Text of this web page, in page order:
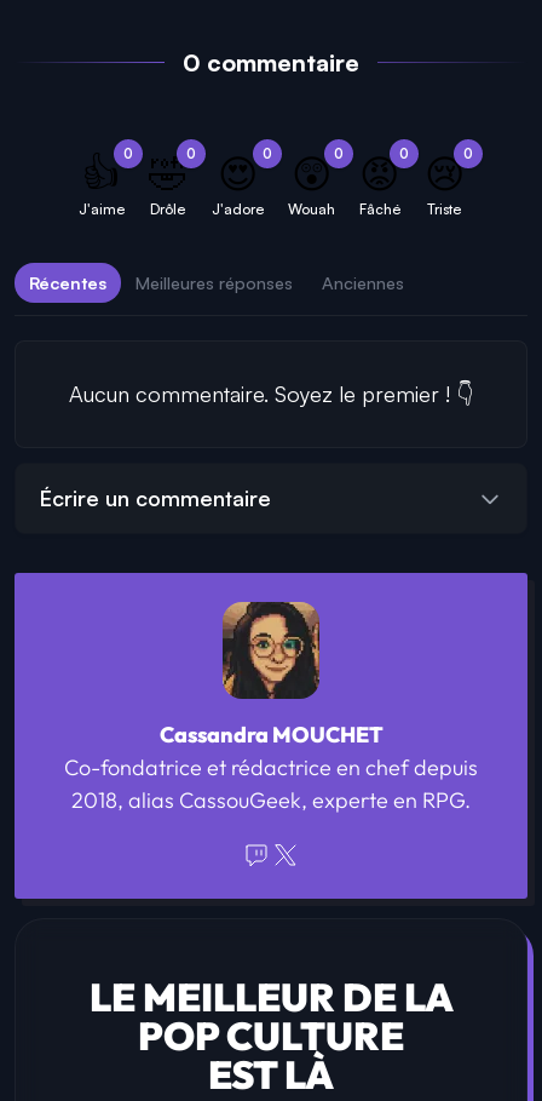
0 commentaire
0
👍
J'aime
0
🤣
Drôle
0
😍
J'adore
0
😲
Wouah
0
😡
Fâché
0
😢
Triste
Récentes Meilleures réponses Anciennes
Aucun commentaire. Soyez le premier ! 👇
Écrire un commentaire
Cassandra MOUCHET
Co-fondatrice et rédactrice en chef depuis
2018, alias CassouGeek, experte en RPG.
LE MEILLEUR DE LA
POP CULTURE
EST LÀ